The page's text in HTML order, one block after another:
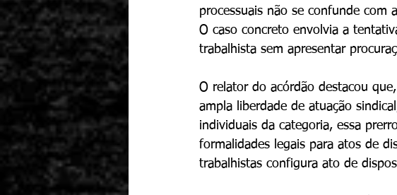
processuais não se confunde com
O caso concreto envolvia a
trabalhista sem apresentar
O relator do acórdão destacou
ampla liberdade de atuação
individuais da categoria, essa
formalidades legais para atos de
trabalhistas configura ato de